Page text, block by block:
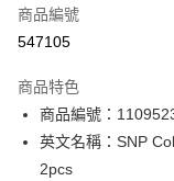
Apple Pay
PayMe
WeChat Pay
商品編號
547105
商品特色
商品編號：
英文名稱：SNP
2pcs